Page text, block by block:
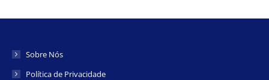
Sobre Nós
Política de Privacidade